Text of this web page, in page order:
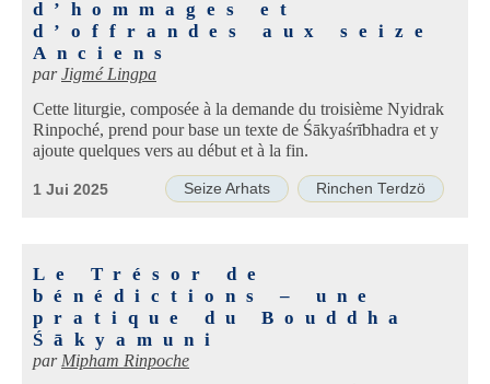
d’hommages et
d’offrandes aux seize
Anciens
parJigmé Lingpa
Cette liturgie, composée à la demande du troisième Nyidrak
Rinpoché, prend pour base un texte de Śākyaśrībhadra et y
ajoute quelques vers au début et à la fin.
Seize Arhats Rinchen Terdzö
1 Jui 2025
Le Trésor de
bénédictions – une
pratique du Bouddha
Śākyamuni
parMipham Rinpoche